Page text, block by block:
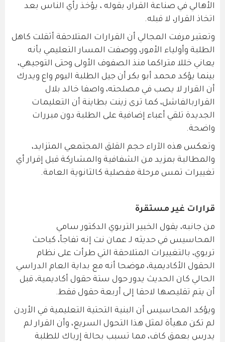
الأهالي في صناعة القرار، بقوله ، يؤخذ رأي الناس بعد
اتخاذ القرار، لا قبله.
وتعتبر مرفت المجالي أن القرارات المتلاحقة أثقلت كاهل
الطلبة وأولياء الأمور، ووصفت المسار التعليمي بأنه
يعاني خللا متراكما منذ الصفوف الأولى وحتى التوجيهي،
بينما يؤكد محمد أبو بكر أن جيل الطلبة اليوم واع ويدرك
أن القرار لا يصب في مصلحته، واصفا خالد بلال
القراربالفاشل، كما ترى زينت بطاينة أن التعليمات
الجديدة تلقي أعباء إضافية على الطلبة دون مبررات
واضحة.
وتعكس هذه الآراء حجم القلق المجتمعي المتزايد،
والمطالبة بمزيد من الشفافية والمشاركة قبل إقرار أي
تغييرات تمس مرحلة مفصلية كالثانوية العامة.
قرارات غير مستقرة
من جانبه، يقول الخبير التربوي الدكتور سامي
المحاسيس في حديثه لـ عمان نت إنه تفاجأ، كباحث
تربوي، بالتغييرات المتلاحقة التي طرأت على نظام
الحقول الأكاديمية، موضحا أنه مع بداية العام الدراسي
الحالي كان الحديث يدور حول ستة حقول أكاديمية، قبل
أن يتم تقليصها لاحقا إلى أربعة حقول فقط.
ويؤكد المحاسيس أن البنية التحتية التعليمية في الأردن
لم تكن مهيأة لمثل هذا التحول السريع، وأن القرار لم
يدرس بعمق كاف، مما تسبب بحالة إرباك للطلبة